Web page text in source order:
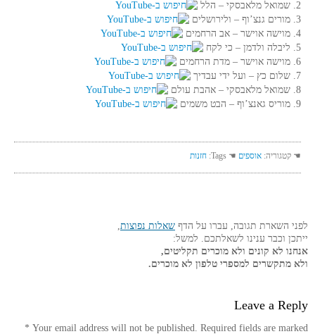
2. שמואל מלאבסקי‏ – הלל
3. מורים גנצ’וף‏ – ולירושלים
4. מוישה אוישר‏ – אב הרחמים
5. ליבלה ולדמן‏ – כי לקח
6. מוישה אוישר‏ – מדת הרחמים
7. שלום כץ‏ – ועל ידי עבדיך
8. שמואל מלאבסקי‏ – אהבת עולם
9. מוריס גאנצ’וף‏ – הבט משמים
☚ קטגוריה: אוספים ☚ Tags: חזנות
לפני השארת תגובה, עברו על הדף שאלות נפוצות,
ייתכן וכבר ענינו לשאלתכם. למשל:
אנחנו לא קונים ולא מוכרים תקליטים,
ולא מתקשרים למספרי טלפון לא מוכרים.
Leave a Reply
Your email address will not be published. Required fields are marked
*